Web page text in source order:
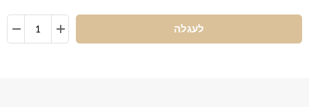
לעגלה